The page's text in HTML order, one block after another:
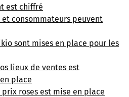
est chiffré
et consommateurs peuvent
sont mises en place pour les
lieux de ventes est
place
prix roses est mise en place